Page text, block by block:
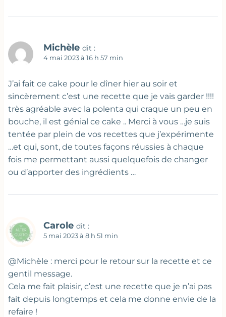
Michèle dit :
4 mai 2023 à 16 h 57 min
J’ai fait ce cake pour le dîner hier au soir et
sincèrement c’est une recette que je vais garder !!!!
très agréable avec la polenta qui craque un peu en
bouche, il est génial ce cake .. Merci à vous …je suis
tentée par plein de vos recettes que j’expérimente
…et qui, sont, de toutes façons réussies à chaque
fois me permettant aussi quelquefois de changer
ou d’apporter des ingrédients …
Carole dit :
5 mai 2023 à 8 h 51 min
@Michèle : merci pour le retour sur la recette et ce
gentil message.
Cela me fait plaisir, c’est une recette que je n’ai pas
fait depuis longtemps et cela me donne envie de la
refaire !